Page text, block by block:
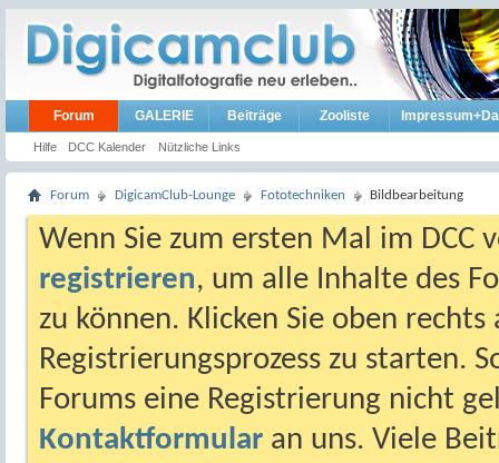
Forum
Hilfe DCC Kalender Nützliche Links
GALERIE Beiträge Zooliste
Forum DigicamClub-Lounge Fototechniken Bildbearbeitung
Wenn Sie zum ersten Mal im DCC
registrieren, um alle Inhalte des
zu können. Klicken Sie oben
Registrierungsprozess zu starten.
Forums eine Registrierung nicht
Kontaktformular an uns. Viele